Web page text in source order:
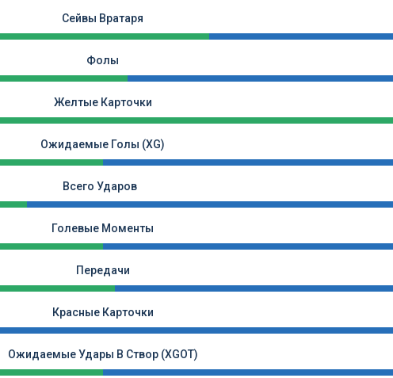
Сейвы Вратаря
Фолы
Желтые Карточки
Ожидаемые Голы (xG)
Всего Ударов
Голевые Моменты
Передачи
Красные Карточки
Ожидаемые Удары В Створ (xGOT)